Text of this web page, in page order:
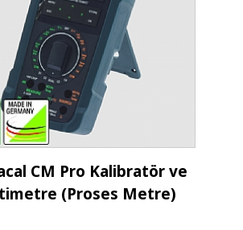
İncele
CM Pro Kalibratör ve
(Proses Metre)